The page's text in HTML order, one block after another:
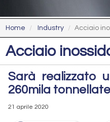
Home Industry Acciaio
Acciaio
Sarà realizzato
260mila
21 aprile 2020